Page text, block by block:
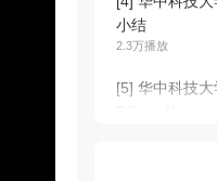
小结
2.3万播放
[5] 华中科技大